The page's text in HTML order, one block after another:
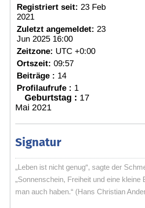
Registriert seit: 23 Feb
2021
Zuletzt angemeldet: 23
Jun 2025 16:00
Zeitzone: UTC +0:00
Ortszeit: 09:57
Beiträge : 14
Profilaufrufe : 1
Geburtstag : 17
Mai 2021
Signatur
„Leben ist nicht genug“, sagte der
„Sonnenschein, Freiheit und eine kleine
man auch haben.“ (Hans Christian